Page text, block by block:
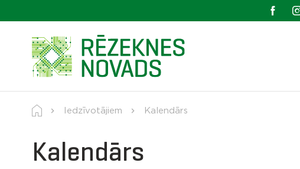
Iedzīvotājiem Kalendārs
Kalendārs